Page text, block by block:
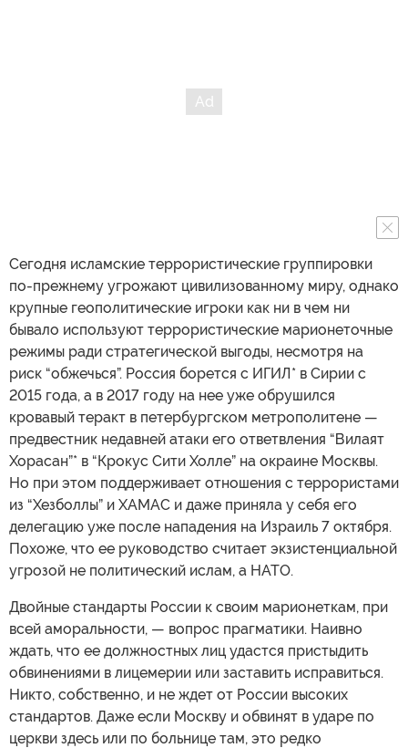
Сегодня исламские террористические группировки
по-прежнему угрожают цивилизованному миру, однако
крупные геополитические игроки как ни в чем ни
бывало используют террористические марионеточные
режимы ради стратегической выгоды, несмотря на
риск “обжечься”. Россия борется с ИГИЛ* в Сирии с
2015 года, а в 2017 году на нее уже обрушился
кровавый теракт в петербургском метрополитене —
предвестник недавней атаки его ответвления “Вилаят
Хорасан”* в “Крокус Сити Холле” на окраине Москвы.
Но при этом поддерживает отношения с террористами
из “Хезболлы” и ХАМАС и даже приняла у себя его
делегацию уже после нападения на Израиль 7 октября.
Похоже, что ее руководство считает экзистенциальной
угрозой не политический ислам, а НАТО.
Двойные стандарты России к своим марионеткам, при
всей аморальности, — вопрос прагматики. Наивно
ждать, что ее должностных лиц удастся пристыдить
обвинениями в лицемерии или заставить исправиться.
Никто, собственно, и не ждет от России высоких
стандартов. Даже если Москву и обвинят в ударе по
церкви здесь или по больнице там, это редко